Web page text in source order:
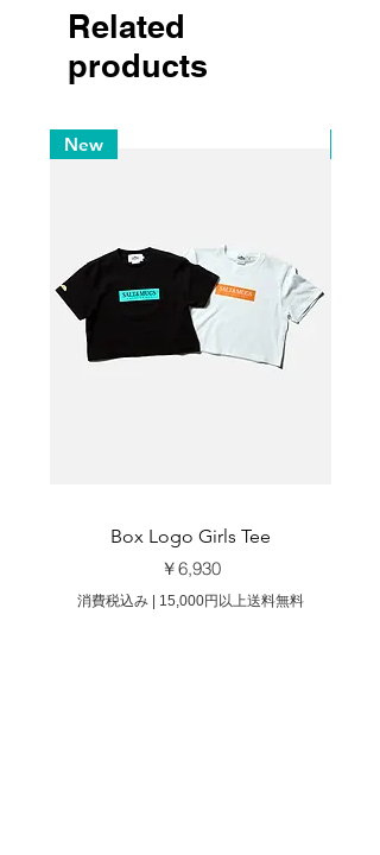
Related
products
New
Box Logo Girls Tee
価格
￥6,930
消費税込み| 15,000円以上送料無料